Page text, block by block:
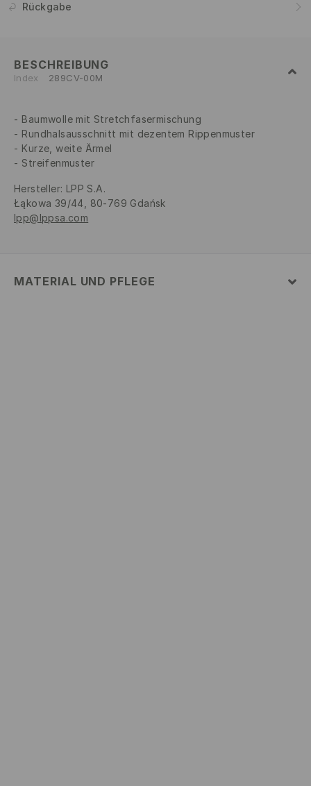
Rückgabe
BESCHREIBUNG
Index 289CV-00M
Baumwolle mit Stretchfasermischung
Rundhalsausschnitt mit dezentem Rippenmuster
Kurze, weite Ärmel
Streifenmuster
Hersteller: LPP S.A.
Łąkowa 39/44, 80-769 Gdańsk
lpp@lppsa.com
MATERIAL UND PFLEGE